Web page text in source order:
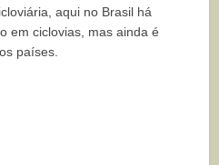
aqui no Brasil há
em ciclovias, mas ainda é
países.